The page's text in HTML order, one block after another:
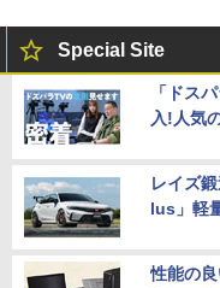
Special Site
「ドス
入!人気
レイズ
lus」軽
性能の